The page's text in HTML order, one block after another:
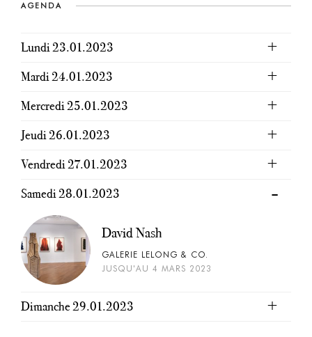
AGENDA
Lundi 23.01.2023
Mardi 24.01.2023
Mercredi 25.01.2023
Jeudi 26.01.2023
Vendredi 27.01.2023
Samedi 28.01.2023
David Nash
GALERIE LELONG & CO.
JUSQU'AU 4 MARS 2023
Dimanche 29.01.2023